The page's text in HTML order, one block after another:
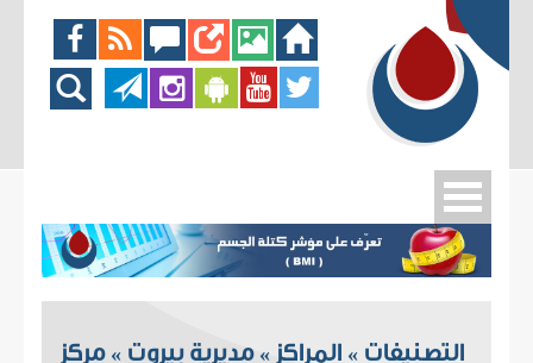
التصنيفات » المراكز » مديرية بيروت » مركز